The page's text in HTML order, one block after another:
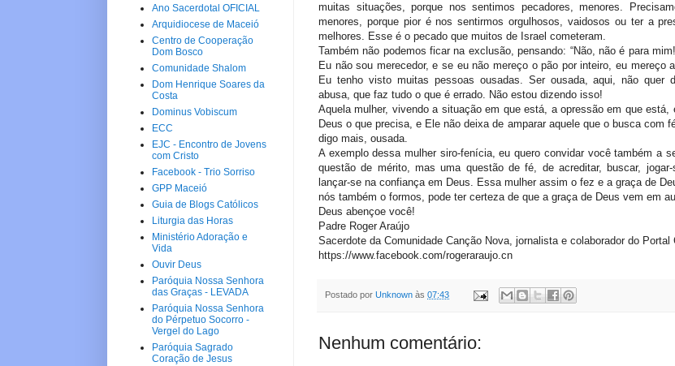
muitas situações, porque nos sentimos pecadores, menores.
menores, porque pior é nos sentirmos orgulhosos, vaidosos ou ter a
melhores. Esse é o pecado que muitos de Israel cometeram.
Também não podemos ficar na exclusão, pensando: “Não, não é para
Eu não sou merecedor, e se eu não mereço o pão por inteiro, eu mereço
Eu tenho visto muitas pessoas ousadas. Ser ousada, aqui, não quer
abusa, que faz tudo o que é errado. Não estou dizendo isso!
Aquela mulher, vivendo a situação em que está, a opressão em que
Deus o que precisa, e Ele não deixa de amparar aquele que o busca com
digo mais, ousada.
A exemplo dessa mulher siro-fenícia, eu quero convidar você também a
questão de mérito, mas uma questão de fé, de acreditar, buscar,
lançar-se na confiança em Deus. Essa mulher assim o fez e a graça de
nós também o formos, pode ter certeza de que a graça de Deus vem em
Deus abençoe você!
Padre Roger Araújo
Sacerdote da Comunidade Canção Nova, jornalista e colaborador do Portal
https://www.facebook.com/rogeraraujo.cn
Postado por Unknown às 07:43
Nenhum comentário:
Ano Sacerdotal OFICIAL
Arquidiocese de Maceió
Centro de Cooperação
Dom Bosco
Comunidade Shalom
Dom Henrique Soares da
Costa
Dominus Vobiscum
ECC
EJC - Encontro de Jovens
com Cristo
Facebook - Trio Sorriso
GPP Maceió
Guia de Blogs Católicos
Liturgia das Horas
Ministério Adoração e
Vida
Ouvir Deus
Paróquia Nossa Senhora
das Graças - LEVADA
Paróquia Nossa Senhora
do Pérpetuo Socorro -
Vergel do Lago
Paróquia Sagrado
Coração de Jesus